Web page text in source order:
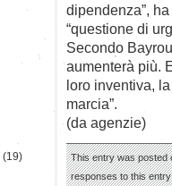
dipendenza”,
“questione di
Secondo
aumenterà più.
loro inventiva,
marcia”.
(da agenzie)
This entry was posted
responses to this
(19)